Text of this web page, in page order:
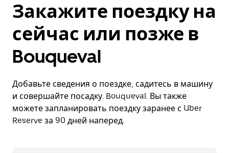
Закажите поездку на
сейчас или позже в
Bouqueval
Добавьте сведения о поездке, садитесь в машину
и совершайте посадку. Bouqueval. Вы также
можете запланировать поездку заранее с Uber
Reserve за 90 дней наперед.